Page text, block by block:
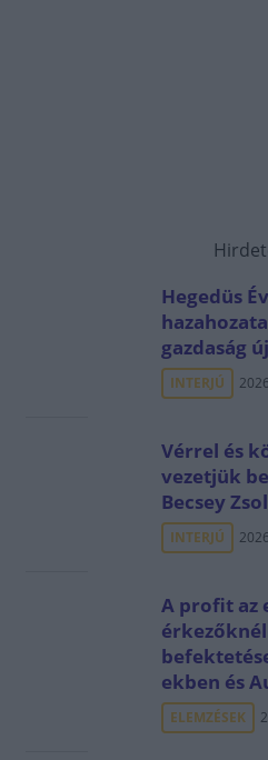
Hegedüs
gazdaság
INTERJÚ
Vérrel és
vezetjük
Becsey
INTERJÚ
A profit az
ekben és
ELEMZÉSEK